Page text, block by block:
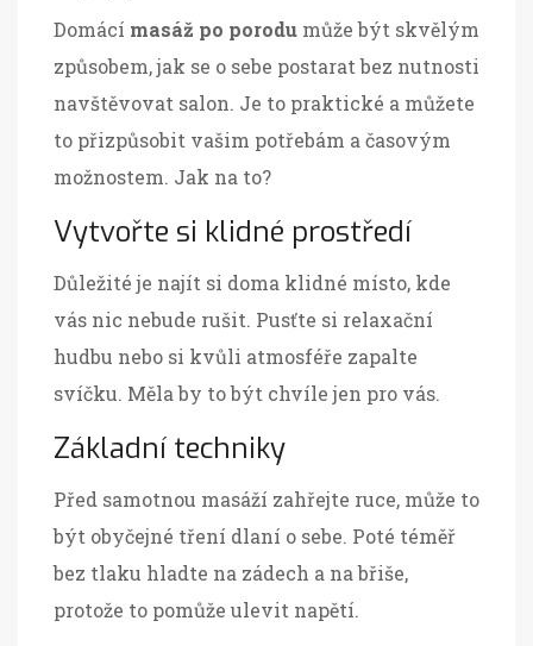
Domácí masáž po porodu může být skvělým
způsobem, jak se o sebe postarat bez nutnosti
navštěvovat salon. Je to praktické a můžete
to přizpůsobit vašim potřebám a časovým
možnostem. Jak na to?
Vytvořte si klidné prostředí
Důležité je najít si doma klidné místo, kde
vás nic nebude rušit. Pusťte si relaxační
hudbu nebo si kvůli atmosféře zapalte
svíčku. Měla by to být chvíle jen pro vás.
Základní techniky
Před samotnou masáží zahřejte ruce, může to
být obyčejné tření dlaní o sebe. Poté téměř
bez tlaku hladte na zádech a na břiše,
protože to pomůže ulevit napětí.